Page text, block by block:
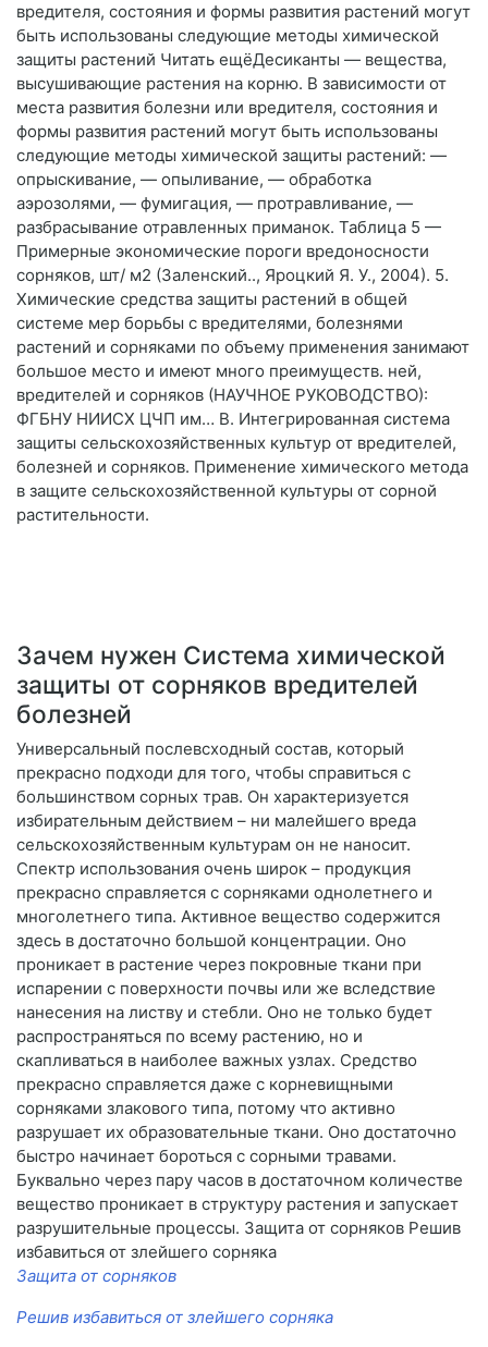
вредителя, состояния и формы развития растений могут
быть использованы следующие методы химической
защиты растений Читать ещёДесиканты — вещества,
высушивающие растения на корню. В зависимости от
места развития болезни или вредителя, состояния и
формы развития растений могут быть использованы
следующие методы химической защиты растений: —
опрыскивание, — опыливание, — обработка
аэрозолями, — фумигация, — протравливание, —
разбрасывание отравленных приманок. Таблица 5 —
Примерные экономические пороги вредоносности
сорняков, шт/ м2 (Заленский.., Яроцкий Я. У., 2004). 5.
Химические средства защиты растений в общей
системе мер борьбы с вредителями, болезнями
растений и сорняками по объему применения занимают
большое место и имеют много преимуществ. ней,
вредителей и сорняков (НАУЧНОЕ РУКОВОДСТВО):
ФГБНУ НИИСХ ЦЧП им… В. Интегрированная система
защиты сельскохозяйственных культур от вредителей,
болезней и сорняков. Применение химического метода
в защите сельскохозяйственной культуры от сорной
растительности.
Зачем нужен Система химической
защиты от сорняков вредителей
болезней
Универсальный послевсходный состав, который
прекрасно подходи для того, чтобы справиться с
большинством сорных трав. Он характеризуется
избирательным действием – ни малейшего вреда
сельскохозяйственным культурам он не наносит.
Спектр использования очень широк – продукция
прекрасно справляется с сорняками однолетнего и
многолетнего типа. Активное вещество содержится
здесь в достаточно большой концентрации. Оно
проникает в растение через покровные ткани при
испарении с поверхности почвы или же вследствие
нанесения на листву и стебли. Оно не только будет
распространяться по всему растению, но и
скапливаться в наиболее важных узлах. Средство
прекрасно справляется даже с корневищными
сорняками злакового типа, потому что активно
разрушает их образовательные ткани. Оно достаточно
быстро начинает бороться с сорными травами.
Буквально через пару часов в достаточном количестве
вещество проникает в структуру растения и запускает
разрушительные процессы. Защита от сорняков Решив
избавиться от злейшего сорняка
Защита от сорняков
Решив избавиться от злейшего сорняка